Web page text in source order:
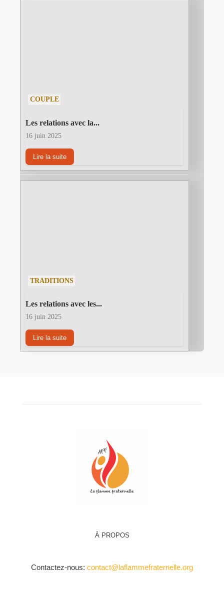
COUPLE
Les relations avec la...
16 juin 2025
Lire la suite
TRADITIONS
Les relations avec les...
16 juin 2025
Lire la suite
À PROPOS
Contactez-nous: contact@laflammefraternelle.org